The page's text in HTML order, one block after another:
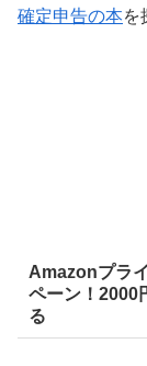
確定申告の本を
Amazonプラ
ペーン！2000
る